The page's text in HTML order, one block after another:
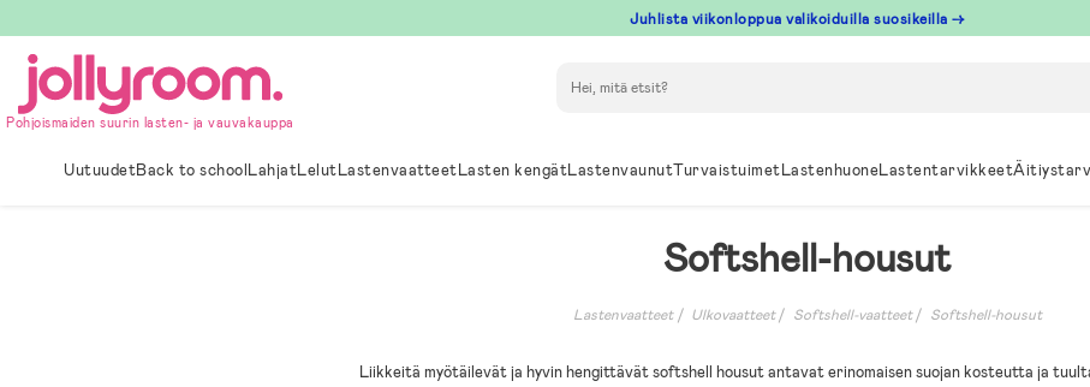
till
innehållet
Juhlista viikonloppua valikoiduilla suosikeilla →
Pohjoismaiden suurin lasten- ja vauvakauppa
UutuudetBack to schoolLahjatLelutLastenvaatteetLasten kengätLastenvaunutTurvaistuimetLastenhuoneLastentarvikkeet
Softshell-housut
Lastenvaatteet Ulkovaatteet Softshell-vaatteet Softshell-housut
Liikkeitä myötäilevät ja hyvin hengittävät softshell housut antavat erinomaisen suojan kosteutta ja